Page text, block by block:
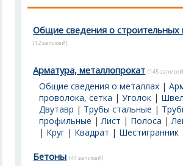
Общие сведения о строительных
(12 записей)
Арматура, металлопрокат (145
Общие сведения о металлах |
проволока, сетка |Уголок |
Двутавр | Трубы стальные |
профильные |Лист | Полоса |
| Круг | Квадрат | Шестигранник
Бетоны (44 записей)